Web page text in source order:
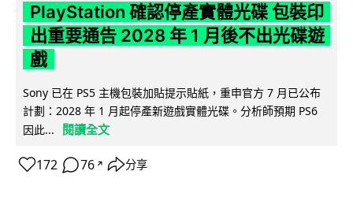
PlayStation 確認停產實體光碟 包裝印
出重要通告 2028 年 1 月後不出光碟遊
戲
Sony 已在 PS5 主機包裝加貼提示貼紙，重申官方 7 月已公布
計劃：2028 年 1 月起停產新遊戲實體光碟。分析師預期 PS6
因此...
閱讀全文
172 76 ↗ 分享